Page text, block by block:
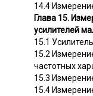
14.4
Глава 15.
усилителей
15.1
15.2
частотных
15.3
15.4